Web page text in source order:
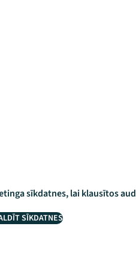
sīkdatnes, lai klausītos
SĪKDATNES